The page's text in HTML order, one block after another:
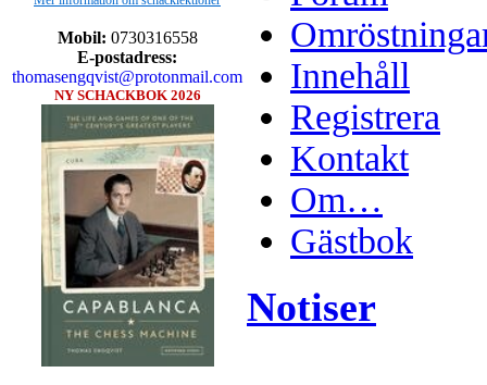
Mobil: 0730316558
E-postadress:
thomasengqvist@protonmail.com
NY SCHACKBOK 2026
Innehåll
Registrera
Kontakt
Om…
Gästbok
Notiser